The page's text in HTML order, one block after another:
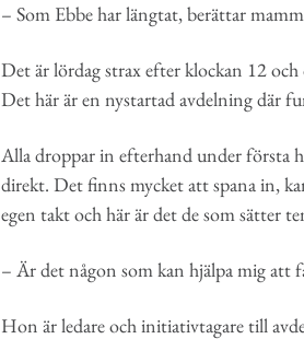
– Som Ebbe har längtat, berättar
Det är lördag strax efter klockan 12
Det här är en nystartad avdelning där
Alla droppar in efterhand under första
direkt. Det finns mycket att spana in,
egen takt och här är det de som sätter
– Är det någon som kan hjälpa mig att
Hon är ledare och initiativtagare till